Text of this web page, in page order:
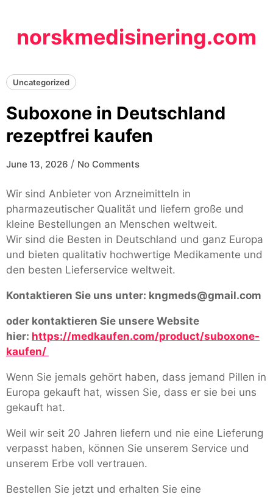
contentnorskmedisinering.com
Uncategorized
Suboxone in Deutschland
rezeptfrei kaufen
June 13, 2026 / No Comments
Wir sind Anbieter von Arzneimitteln in
pharmazeutischer Qualität und liefern große und
kleine Bestellungen an Menschen weltweit.
Wir sind die Besten in Deutschland und ganz Europa
und bieten qualitativ hochwertige Medikamente und
den besten Lieferservice weltweit.
Kontaktieren Sie uns unter: kngmeds@gmail.com
oder kontaktieren Sie unsere Website
hier: https://medkaufen.com/product/suboxone-
kaufen/
Wenn Sie jemals gehört haben, dass jemand Pillen in
Europa gekauft hat, wissen Sie, dass er sie bei uns
gekauft hat.
Weil wir seit 20 Jahren liefern und nie eine Lieferung
verpasst haben, können Sie unserem Service und
unserem Erbe voll vertrauen.
Bestellen Sie jetzt und erhalten Sie eine